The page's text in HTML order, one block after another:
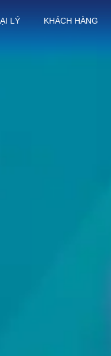
LÝ KHÁCH HÀNG